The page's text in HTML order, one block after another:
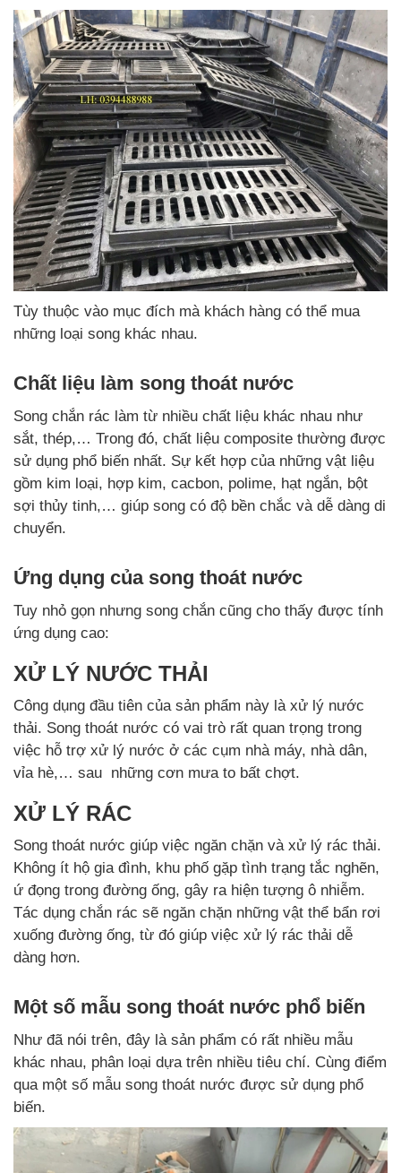
Tùy thuộc vào mục đích mà khách hàng có thể mua
những loại song khác nhau.
Chất liệu làm song thoát nước
Song chắn rác làm từ nhiều chất liệu khác nhau như
sắt, thép,… Trong đó, chất liệu composite thường được
sử dụng phổ biến nhất. Sự kết hợp của những vật liệu
gồm kim loại, hợp kim, cacbon, polime, hạt ngắn, bột
sợi thủy tinh,… giúp song có độ bền chắc và dễ dàng di
chuyển.
Ứng dụng của song thoát nước
Tuy nhỏ gọn nhưng song chắn cũng cho thấy được tính
ứng dụng cao:
XỬ LÝ NƯỚC THẢI
Công dụng đầu tiên của sản phẩm này là xử lý nước
thải. Song thoát nước có vai trò rất quan trọng trong
việc hỗ trợ xử lý nước ở các cụm nhà máy, nhà dân,
vỉa hè,… sau những cơn mưa to bất chợt.
XỬ LÝ RÁC
Song thoát nước giúp việc ngăn chặn và xử lý rác thải.
Không ít hộ gia đình, khu phố gặp tình trạng tắc nghẽn,
ứ đọng trong đường ống, gây ra hiện tượng ô nhiễm.
Tác dụng chắn rác sẽ ngăn chặn những vật thể bẩn rơi
xuống đường ống, từ đó giúp việc xử lý rác thải dễ
dàng hơn.
Một số mẫu song thoát nước phổ biến
Như đã nói trên, đây là sản phẩm có rất nhiều mẫu
khác nhau, phân loại dựa trên nhiều tiêu chí. Cùng điểm
qua một số mẫu song thoát nước được sử dụng phổ
biến.